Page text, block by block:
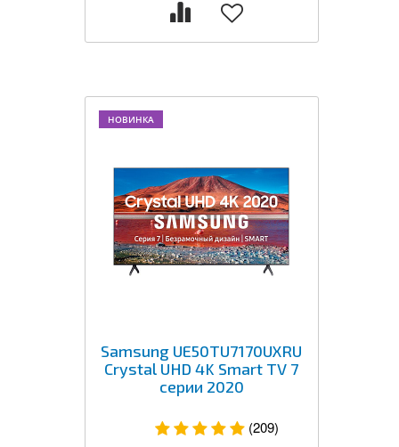
НОВИНКА
Samsung UE50TU7170UXRU
Crystal UHD 4K Smart TV 7
серии 2020
(209)